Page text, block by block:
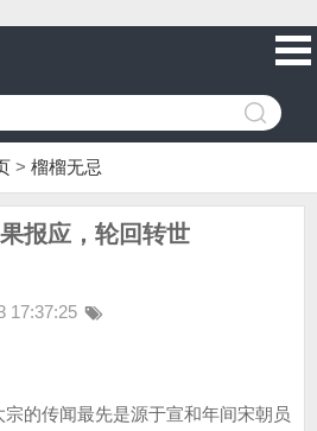
> 榴榴无忌
报应，轮回转世
17:37:25
的传闻最先是源于宣和年间宋朝员